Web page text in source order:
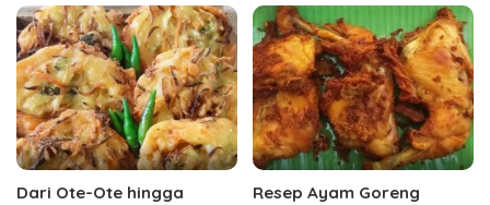
Dari Ote-Ote hingga
Resep Ayam Goreng